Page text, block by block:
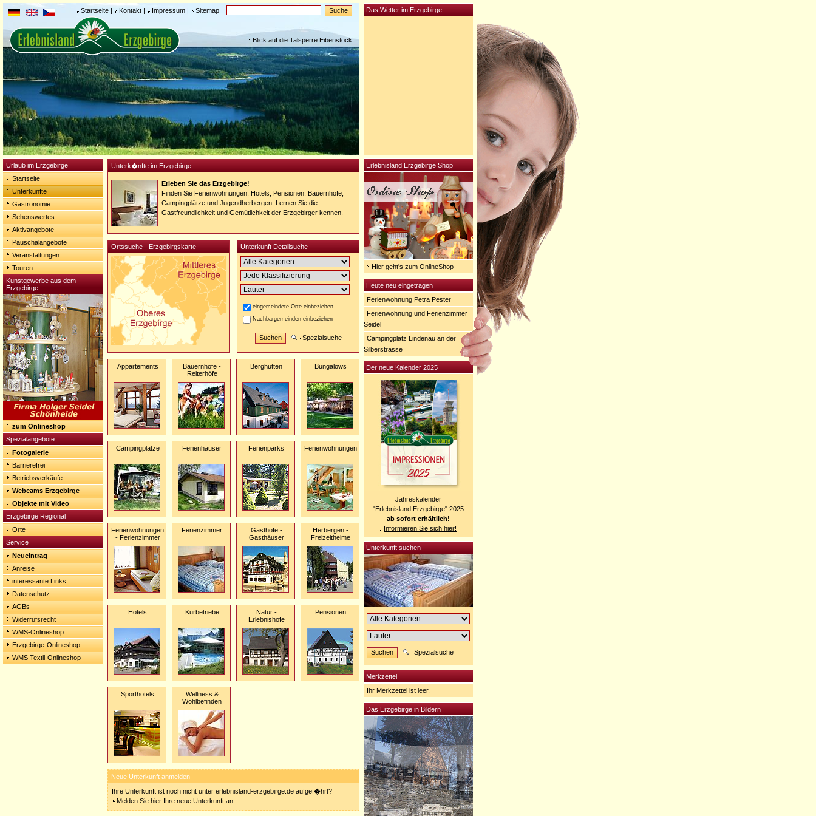
Startseite | Kontakt | Impressum | Sitemap
Blick auf die Talsperre Eibenstock
Urlaub im Erzgebirge
Startseite
Unterkünfte
Gastronomie
Sehenswertes
Aktivangebote
Pauschalangebote
Veranstaltungen
Touren
Kunstgewerbe aus dem
Erzgebirge
zum Onlineshop
Spezialangebote
Fotogalerie
Barrierefrei
Betriebsverkäufe
Webcams Erzgebirge
Objekte mit Video
Erzgebirge Regional
Orte
Service
Neueintrag
Anreise
interessante Links
Datenschutz
AGBs
Widerrufsrecht
WMS-Onlineshop
Erzgebirge-Onlineshop
WMS Textil-Onlineshop
Unterk�nfte im Erzgebirge
Erleben Sie das Erzgebirge!
Finden Sie Ferienwohnungen, Hotels, Pensionen, Bauernhöfe,
Campingplätze und Jugendherbergen. Lernen Sie die
Gastfreundlichkeit und Gemütlichkeit der Erzgebirger kennen.
Ortssuche - Erzgebirgskarte Unterkunft Detailsuche
eingemeindete Orte einbeziehen
Nachbargemeinden einbeziehen
Spezialsuche
Appartements
Bauernhöfe -
Reiterhöfe
Berghütten Bungalows
Campingplätze Ferienhäuser Ferienparks Ferienwohnungen
Ferienwohnungen
- Ferienzimmer
Ferienzimmer
Gasthöfe -
Gasthäuser
Herbergen -
Freizeitheime
Hotels Kurbetriebe
Natur -
Erlebnishöfe
Pensionen
Sporthotels
Wellness &
Wohlbefinden
Neue Unterkunft anmelden
Ihre Unterkunft ist noch nicht unter erlebnisland-erzgebirge.de aufgef�hrt?
Melden Sie hier Ihre neue Unterkunft an.
Erlebnisland Erzgebirge Shop
Hier geht's zum OnlineShop
Heute neu eingetragen
Ferienwohnung Petra Pester
Ferienwohnung und Ferienzimmer
Seidel
Campingplatz Lindenau an der
Silberstrasse
Der neue Kalender 2025
Jahreskalender
"Erlebnisland Erzgebirge" 2025
ab sofort erhältlich!
Informieren Sie sich hier!
Unterkunft suchen
Spezialsuche
Merkzettel
Ihr Merkzettel ist leer.
Das Erzgebirge in Bildern
Das Wetter im Erzgebirge